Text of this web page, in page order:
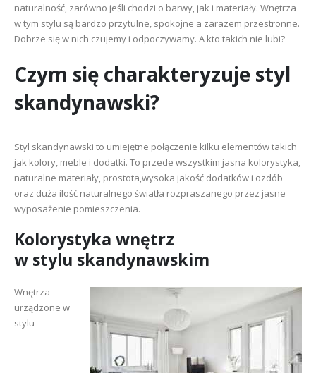
naturalność, zarówno jeśli chodzi o barwy, jak i materiały. Wnętrza
w tym stylu są bardzo przytulne, spokojne a zarazem przestronne.
Dobrze się w nich czujemy i odpoczywamy. A kto takich nie lubi?
Czym się charakteryzuje styl
skandynawski?
Styl skandynawski to umiejętne połączenie kilku elementów takich
jak kolory, meble i dodatki. To przede wszystkim jasna kolorystyka,
naturalne materiały, prostota,wysoka jakość dodatków i ozdób
oraz duża ilość naturalnego światła rozpraszanego przez jasne
wyposażenie pomieszczenia.
Kolorystyka wnętrz
w stylu skandynawskim
Wnętrza
urządzone w
stylu